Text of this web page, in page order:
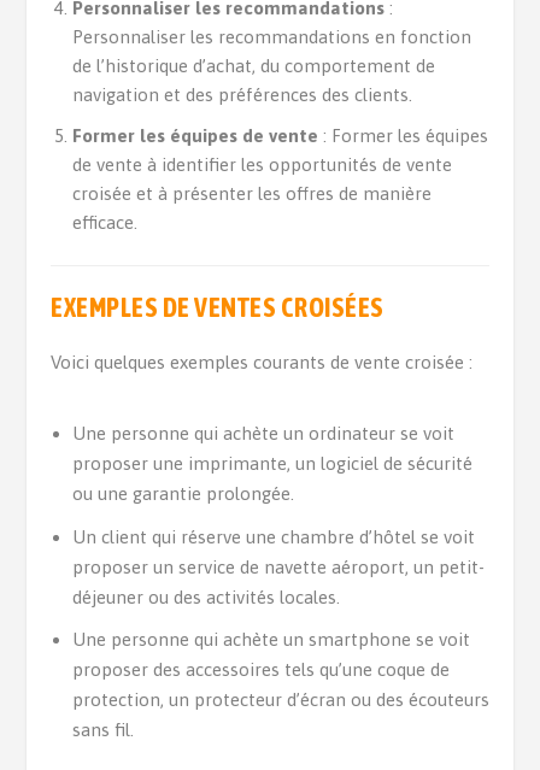
Personnaliser les recommandations:
Personnaliser les recommandations en fonction
de l’historique d’achat, du comportement de
navigation et des préférences des clients.
Former les équipes de vente : Former les équipes
de vente à identifier les opportunités de vente
croisée et à présenter les offres de manière
efficace.
EXEMPLES DE VENTES CROISÉES
Voici quelques exemples courants de vente croisée :
Une personne qui achète un ordinateur se voit
proposer une imprimante, un logiciel de sécurité
ou une garantie prolongée.
Un client qui réserve une chambre d’hôtel se voit
proposer un service de navette aéroport, un petit-
déjeuner ou des activités locales.
Une personne qui achète un smartphone se voit
proposer des accessoires tels qu’une coque de
protection, un protecteur d’écran ou des écouteurs
sans fil.